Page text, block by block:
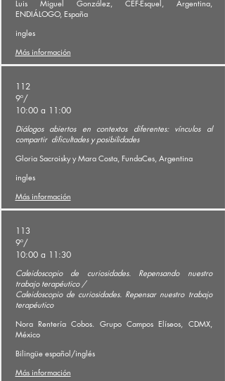
Luis Miguel González, CEF-Esquel, Argentina,
ENDIÁLOGO, España
ingles
Más información
112
9º/
10:00 a 11:00
Diálogos abiertos en contextos diferentes: vínculos al
compartir dificultades y posibilidades
Gloria Sacroisky y Mara Costa, FundaCes, Argentina
ingles
Más información
113
9º/
10:00 a 11:30
Caleidoscopio de curiosidades. Repensando nuestro
trabajo terapéutico /
Caleidoscopio de curiosidades. Repensar nuestro trabajo
terapéutico
Nora Rentería Cobos. Grupo Campos Elíseos, CDMX,
México
Bilingüe español/inglés
Más información